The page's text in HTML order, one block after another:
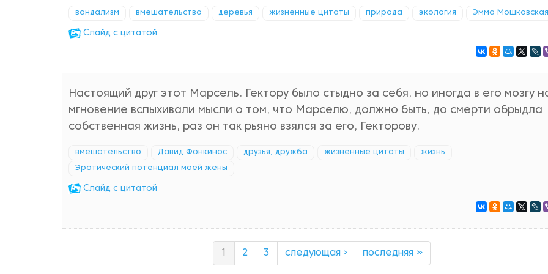
вандализм вмешательство деревья жизненные цитаты природа экология Эмма Мошковская
Cлайд с цитатой
Настоящий друг этот Марсель. Гектору было стыдно за себя, но иногда в его мозгу
мгновение вспыхивали мысли о том, что Марселю, должно быть, до смерти обрыдла
собственная жизнь, раз он так рьяно взялся за его, Гекторову.
вмешательство Давид Фонкинос друзья, дружба жизненные цитаты жизнь
Эротический потенциал моей жены
Cлайд с цитатой
2 3 следующая › последняя »